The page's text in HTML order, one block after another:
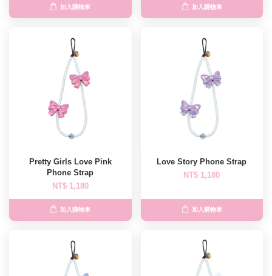
加入購物車 加入購物車
Pretty Girls Love Pink
Phone Strap
NT$ 1,180
加入購物車
Love Story Phone Strap
NT$ 1,180
加入購物車